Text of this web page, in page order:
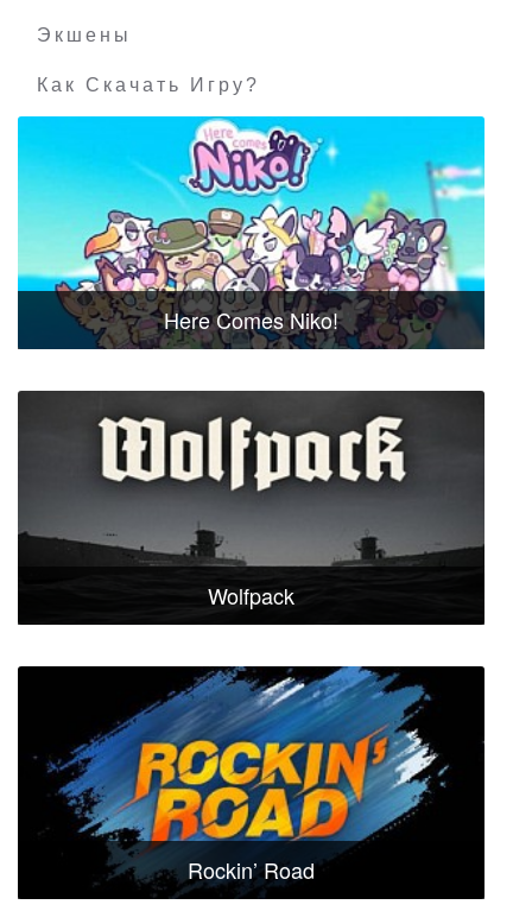
Экшены
Как Скачать Игру?
Here Comes Niko!
Wolfpack
Rockin’ Road